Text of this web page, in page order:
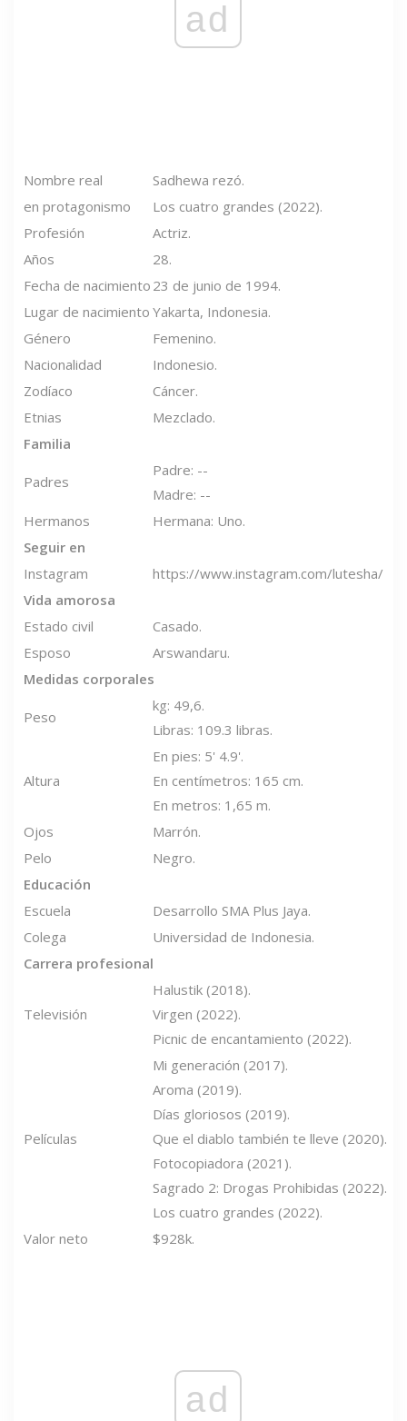
ad
Nombre real
Sadhewa rezó.
en protagonismo
Los cuatro grandes (2022).
Profesión
Actriz.
Años
28.
Fecha de nacimiento 23 de junio de 1994.
Lugar de nacimiento Yakarta, Indonesia.
Género
Femenino.
Nacionalidad
Indonesio.
Zodíaco
Cáncer.
Etnias
Mezclado.
Familia
Padres
Padre: --
Madre: --
Hermanos
Hermana: Uno.
Seguir en
Instagram
https://www.instagram.com/lutesha/
Vida amorosa
Estado civil
Casado.
Esposo
Arswandaru.
Medidas corporales
Peso
kg: 49,6.
Libras: 109.3 libras.
Altura
En pies: 5' 4.9'.
En centímetros: 165 cm.
En metros: 1,65 m.
Ojos
Marrón.
Pelo
Negro.
Educación
Escuela
Desarrollo SMA Plus Jaya.
Colega
Universidad de Indonesia.
Carrera profesional
Televisión
Halustik (2018).
Virgen (2022).
Picnic de encantamiento (2022).
Películas
Mi generación (2017).
Aroma (2019).
Días gloriosos (2019).
Que el diablo también te lleve (2020).
Fotocopiadora (2021).
Sagrado 2: Drogas Prohibidas (2022).
Los cuatro grandes (2022).
Valor neto
$928k.
ad